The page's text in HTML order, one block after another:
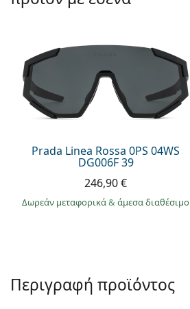
Persol
Όλες οι μάρκες
Prada Linea Rossa 0PS 04WS
DG006F 39
246,90 €
Δωρεάν μεταφορικά& άμεσα διαθέσιμο
Περιγραφή προϊόντος